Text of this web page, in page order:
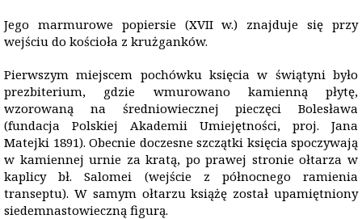
Jego marmurowe popiersie (XVII w.) znajduje się przy
wejściu do kościoła z krużganków.
Pierwszym miejscem pochówku księcia w świątyni było
prezbiterium, gdzie wmurowano kamienną płytę,
wzorowaną na średniowiecznej pieczęci Bolesława
(fundacja Polskiej Akademii Umiejętności, proj. Jana
Matejki 1891). Obecnie doczesne szczątki księcia spoczywają
w kamiennej urnie za kratą, po prawej stronie ołtarza w
kaplicy bł. Salomei (wejście z północnego ramienia
transeptu). W samym ołtarzu książę został upamiętniony
siedemnastowieczną figurą.